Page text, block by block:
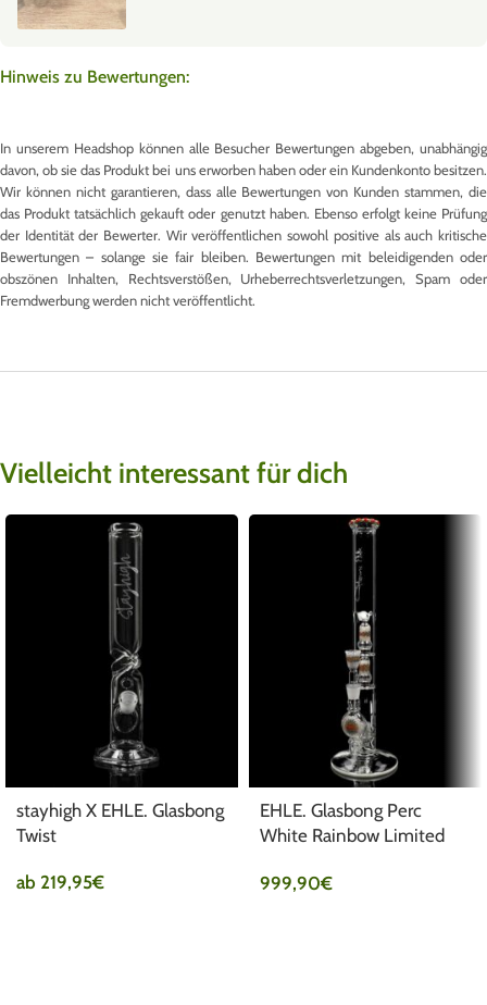
Hinweis zu Bewertungen:
In unserem Headshop können alle Besucher Bewertungen abgeben, unabhängig
davon, ob sie das Produkt bei uns erworben haben oder ein Kundenkonto besitzen.
Wir können nicht garantieren, dass alle Bewertungen von Kunden stammen, die
das Produkt tatsächlich gekauft oder genutzt haben. Ebenso erfolgt keine Prüfung
der Identität der Bewerter. Wir veröffentlichen sowohl positive als auch kritische
Bewertungen – solange sie fair bleiben. Bewertungen mit beleidigenden oder
obszönen Inhalten, Rechtsverstößen, Urheberrechtsverletzungen, Spam oder
Fremdwerbung werden nicht veröffentlicht.
Vielleicht interessant für dich
stayhigh X EHLE. Glasbong
Twist
ab 219,95€
EHLE. Glasbong Perc
White Rainbow Limited
999,90€